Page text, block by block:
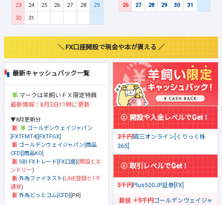
23
24 25 26 27 28
29
30
31
26
27 28 29 30 31
＼ FX口座開設で現金や本が貰える ／
最新キャッシュバック一覧
マークは羊飼いＦＸ限定特典
最新情報：8月3日11時に更新
▼8月更新分
ゴールデンウェイジャパン
[FXTFMT4][FXTFGX]
ゴールデンウェイジャパン[商品
CFD][商品KO]
SBI FXトレード[FX口座] (開設とエ
ントリー)
外為ファイネスト(LINE登録と1千
通貨)
外為どっとコム[CFD] [PR]
開設や入金レベルでGet！
3千円岡三オンライン[くりっく株
365]
取引レベルでGet！
5千円Plus500JP証券[FX]
＋5千円ゴールデンウェイジャ